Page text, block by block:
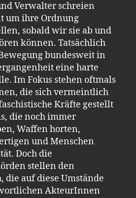
Verwalter schreien
um ihre Ordnung
sobald wir sie ab und
können. Tatsächlich
bundesweit in
eine harte
Im Fokus stehen oftmals
die sich vermeintlich
Kräfte gestellt
die noch immer
Waffen horten,
und Menschen
Doch die
stellen den
die auf diese Umstände
AkteurInnen